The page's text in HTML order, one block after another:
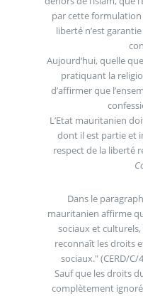
par cette formulation
liberté n’est
Aujourd’hui, quelle
pratiquant la
d’affirmer que
L’Etat mauritanien
dont il est partie et
respect de la liberté
Dans le
mauritanien affirme
sociaux et
reconnaît les droits
sociaux." (CERD/
Sauf que les droits
complètement